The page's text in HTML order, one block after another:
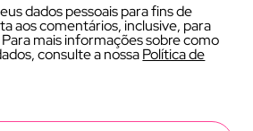
dados pessoais para fins de
aos comentários, inclusive, para
mais informações sobre como
consulte a nossaPolítica de